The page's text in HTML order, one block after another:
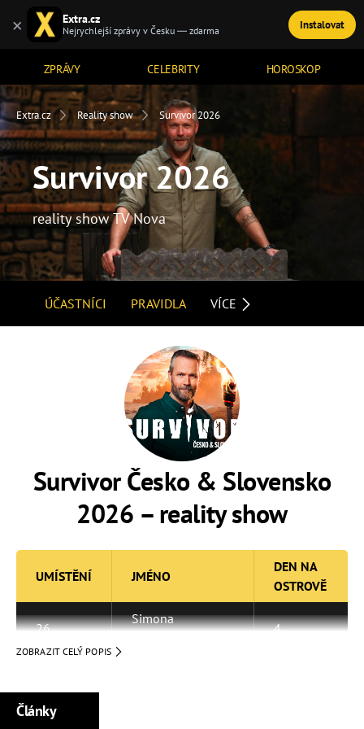
ZPRÁVY CELEBRITY HOROSKOP
TÉMATA
Extra.cz Reality show Survivor 2026
Survivor 2026
reality show TV Nova
ÚČASTNÍCI PRAVIDLA VÍCE
Survivor Česko & Slovensko
2026 – reality show
UMÍSTĚNÍ JMÉNO
DEN NA
OSTROVĚ
26.
Simona
4
24.
ZOBRAZIT CELÝ POPIS
Články
× Extra.cz
Nejrychlejší zprávy v Česku — zdarma Instalovat